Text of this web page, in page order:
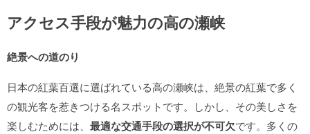
アクセス手段が魅力の高の瀬峡
絶景への道のり
日本の紅葉百選に選ばれている高の瀬峡は、絶景の紅葉で多く
の観光客を惹きつける名スポットです。しかし、その美しさを
楽しむためには、 最適な交通手段の選択が不可欠です。多くの